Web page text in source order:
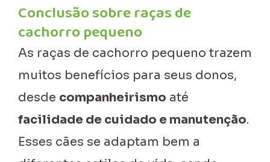
Conclusão sobre raças de
cachorro pequeno
As raças de cachorro pequeno trazem
muitos benefícios para seus donos,
desde companheirismo até
facilidade de cuidado e manutenção.
Esses cães se adaptam bem a